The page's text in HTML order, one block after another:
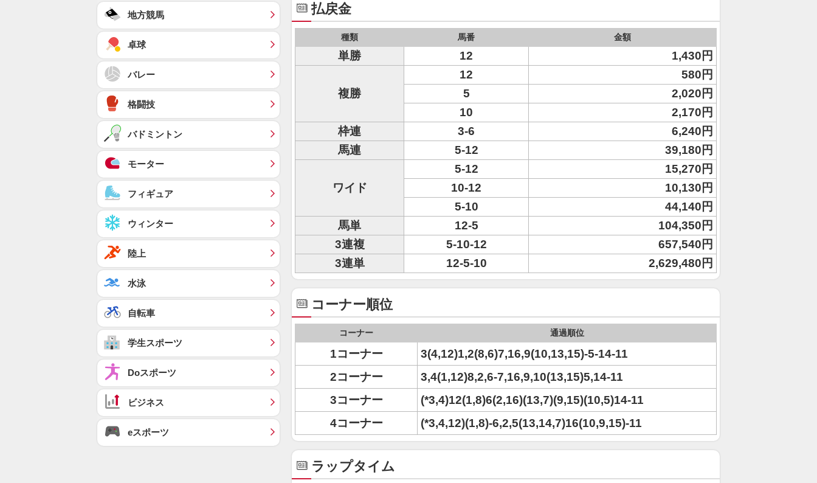
払戻金
種類 馬番 金額
単勝 12 1,430円
複勝
12
580円
5
2,020円
10
2,170円
枠連
3-6
6,240円
馬連
5-12 39,180円
ワイド
5-12
15,270円
10-12
10,130円
5-10
44,140円
馬単
12-5
104,350円
3連複
5-10-12
657,540円
3連単
12-5-10 2,629,480円
コーナー順位
コーナー 通過順位
1コーナー
3(4,12)1,2(8,6)7,16,9(10,13,15)-5-14-11
2コーナー
3,4(1,12)8,2,6-7,16,9,10(13,15)5,14-11
3コーナー
(*3,4)12(1,8)6(2,16)(13,7)(9,15)(10,5)14-11
4コーナー
(*3,4,12)(1,8)-6,2,5(13,14,7)16(10,9,15)-11
ラップタイム
地方競馬
卓球
バレー
格闘技
バドミントン
モーター
フィギュア
ウィンター
陸上
水泳
自転車
学生スポーツ
Doスポーツ
ビジネス
eスポーツ